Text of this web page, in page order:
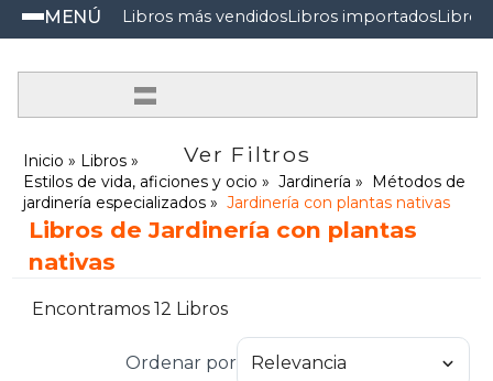
MENÚ Libros más vendidosLibros importadosLibros
=
Ver Filtros
Inicio
Libros
Estilos de vida, aficiones y ocio
Jardinería
Métodos de
jardinería especializados
Jardinería con plantas nativas
Libros de Jardinería con plantas
nativas
Encontramos 12 Libros
Ordenar por